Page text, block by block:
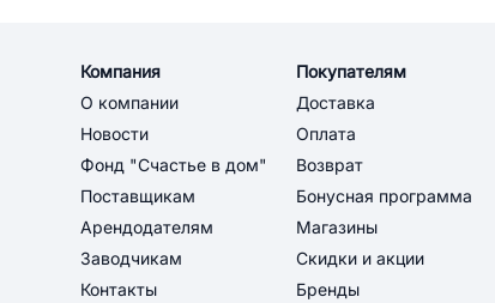
Компания
О компании
Новости
Фонд "Счастье в дом"
Поставщикам
Арендодателям
Заводчикам
Контакты
Покупателям
Доставка
Оплата
Возврат
Бонусная программа
Магазины
Скидки и акции
Бренды